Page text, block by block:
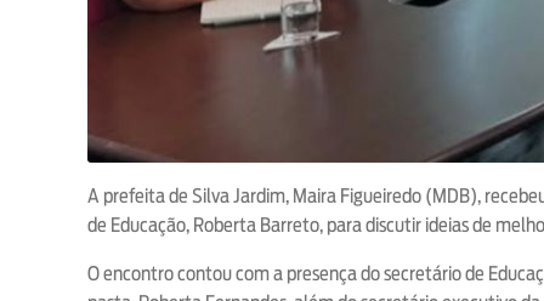
A prefeita de Silva Jardim, Maira Figueiredo (MDB),
de Educação, Roberta Barreto, para discutir ideias de
O encontro contou com a presença do secretário de